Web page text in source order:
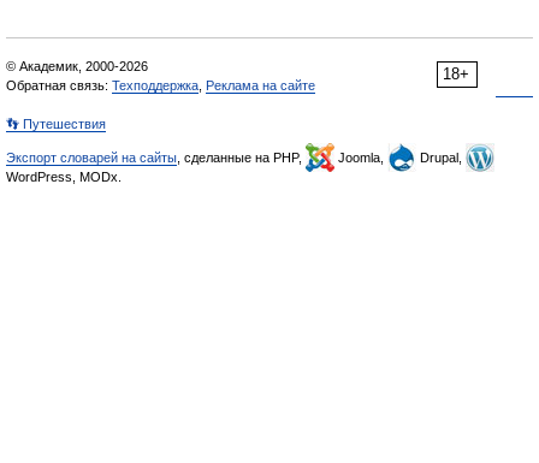
18+
© Академик, 2000-2026
Обратная связь: Техподдержка Реклама на сайте
👣 Путешествия
Экспорт словарей на сайты , сделанные на PHP, Joomla,
Drupal,
WordPress, MODx.